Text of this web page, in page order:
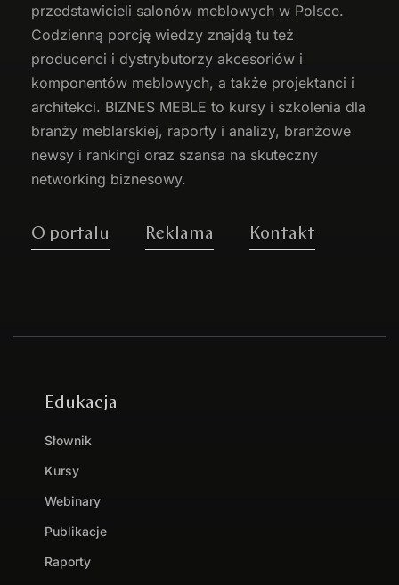
przedstawicieli salonów meblowych w Polsce.
Codzienną porcję wiedzy znajdą tu też
producenci i dystrybutorzy akcesoriów i
komponentów meblowych, a także projektanci i
architekci. BIZNES MEBLE to kursy i szkolenia dla
branży meblarskiej, raporty i analizy, branżowe
newsy i rankingi oraz szansa na skuteczny
networking biznesowy.
O portalu Reklama Kontakt
Edukacja
Słownik
Kursy
Webinary
Publikacje
Raporty